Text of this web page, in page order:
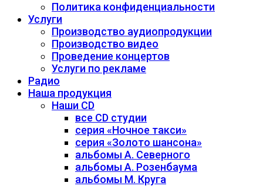
Политика конфиденциальности
Услуги
Производство аудиопродукции
Производство видео
Проведение концертов
Услуги по рекламе
Радио
Наша продукция
Наши CD
все CD студии
серия «Ночное такси»
серия «Золото шансона»
альбомы А. Северного
альбомы А. Розенбаума
альбомы М. Круга